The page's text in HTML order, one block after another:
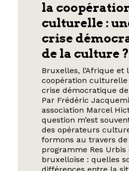
la
culturelle :
crise
de la culture ?
Bruxelles, l’Afrique et
coopération
crise démocratique
Par Frédéric
association Marcel
question m’est
des opérateurs
formons au travers
programme Res Urbis
bruxelloise : quelles